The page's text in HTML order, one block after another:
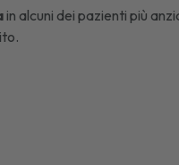
in alcuni dei pazienti più